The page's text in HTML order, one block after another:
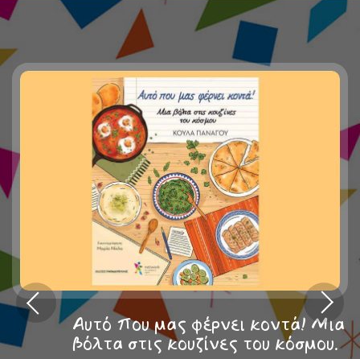
Αυτό που μας φέρνει κοντά! Μια
βόλτα στις κουζίνες του κόσμου.